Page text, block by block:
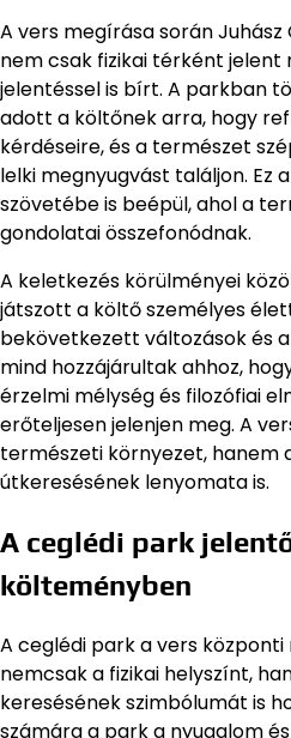
A vers megírása során
nem csak fizikai térként jelent
jelentéssel is bírt. A parkban
adott a költőnek arra, hogy
kérdéseire, és a természet
lelki megnyugvást találjon. Ez
szövetébe is beépül, ahol a
gondolatai összefonódnak.
A keletkezés körülményei
játszott a költő személyes
bekövetkezett változások és
mind hozzájárultak ahhoz,
érzelmi mélység és filozófiai
erőteljesen jelenjen meg. A
természeti környezet, hanem
útkeresésének lenyomata is.
A ceglédi park
költeményben
A ceglédi park a vers
nemcsak a fizikai helyszínt,
keresésének szimbólumát is
számára a park a nyugalom